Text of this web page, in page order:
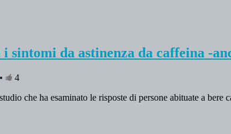
da astinenza da caffeina -
•
4
che ha esaminato le risposte di persone abituate a